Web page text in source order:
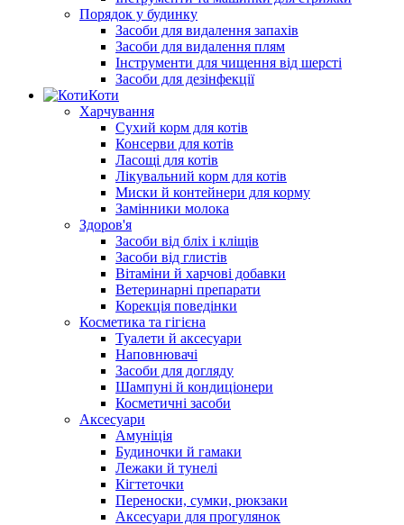
Порядок у будинку
Засоби для видалення запахів
Засоби для видалення плям
Інструменти для чищення від шерсті
Засоби для дезінфекції
Коти
Харчування
Сухий корм для котів
Консерви для котів
Ласощі для котів
Лікувальний корм для котів
Миски й контейнери для корму
Замінники молока
Здоров'я
Засоби від бліх і кліщів
Засоби від глистів
Вітаміни й харчові добавки
Ветеринарні препарати
Корекція поведінки
Косметика та гігієна
Туалети й аксесуари
Наповнювачі
Засоби для догляду
Шампуні й кондиціонери
Косметичні засоби
Аксесуари
Амуніція
Будиночки й гамаки
Лежаки й тунелі
Кігтеточки
Переноски, сумки, рюкзаки
Аксесуари для прогулянок